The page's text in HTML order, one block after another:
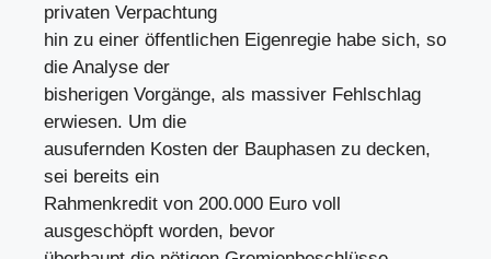
privaten Verpachtung
hin zu einer öffentlichen Eigenregie habe sich, so
die Analyse der
bisherigen Vorgänge, als massiver Fehlschlag
erwiesen. Um die
ausufernden Kosten der Bauphasen zu decken,
sei bereits ein
Rahmenkredit von 200.000 Euro voll
ausgeschöpft worden, bevor